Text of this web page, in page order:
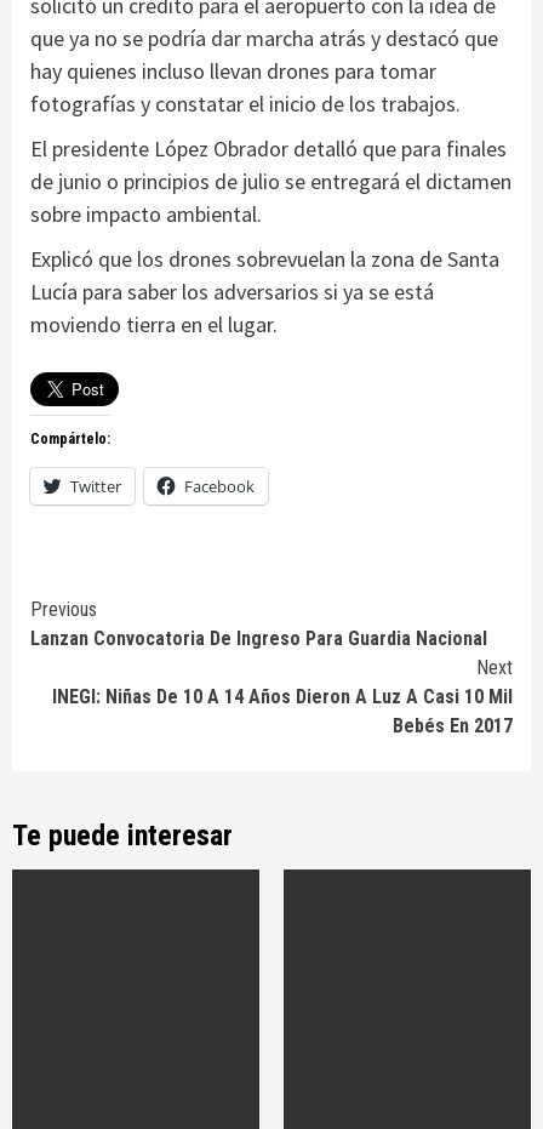
solicitó un crédito para el aeropuerto con la idea de
que ya no se podría dar marcha atrás y destacó que
hay quienes incluso llevan drones para tomar
fotografías y constatar el inicio de los trabajos.
El presidente López Obrador detalló que para finales
de junio o principios de julio se entregará el dictamen
sobre impacto ambiental.
Explicó que los drones sobrevuelan la zona de Santa
Lucía para saber los adversarios si ya se está
moviendo tierra en el lugar.
Compártelo:
Twitter Facebook
Continue
Reading
Previous
Lanzan Convocatoria De Ingreso Para Guardia Nacional
Next
INEGI: Niñas De 10 A 14 Años Dieron A Luz A Casi 10 Mil
Bebés En 2017
Te puede interesar